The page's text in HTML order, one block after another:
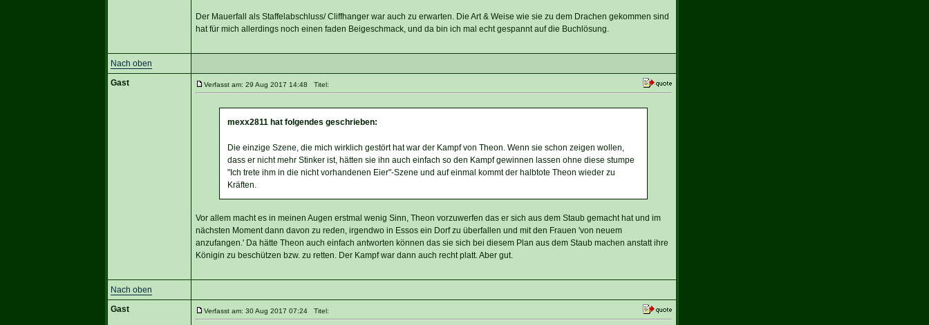
Der Mauerfall als Staffelabschluss/ Cliffhanger war auch zu erwarten. Die Art & Weise wie sie zu dem Drachen gekommen sind
hat für mich allerdings noch einen faden Beigeschmack, und da bin ich mal echt gespannt auf die Buchlösung.
Nach oben
Gast
Verfasst am: 29 Aug 2017 14:48 Titel:
mexx2811 hat folgendes geschrieben:
Die einzige Szene, die mich wirklich gestört hat war der Kampf von Theon. Wenn sie schon zeigen wollen,
dass er nicht mehr Stinker ist, hätten sie ihn auch einfach so den Kampf gewinnen lassen ohne diese stumpe
"Ich trete ihm in die nicht vorhandenen Eier"-Szene und auf einmal kommt der halbtote Theon wieder zu
Kräften.
Vor allem macht es in meinen Augen erstmal wenig Sinn, Theon vorzuwerfen das er sich aus dem Staub gemacht hat und im
nächsten Moment dann davon zu reden, irgendwo in Essos ein Dorf zu überfallen und mit den Frauen 'von neuem
anzufangen.' Da hätte Theon auch einfach antworten können das sie sich bei diesem Plan aus dem Staub machen anstatt ihre
Königin zu beschützen bzw. zu retten. Der Kampf war dann auch recht platt. Aber gut.
Nach oben
Gast
Verfasst am: 30 Aug 2017 07:24 Titel: